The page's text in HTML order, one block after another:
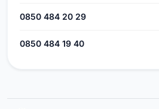
0850 484 20 29
0850 484 19 40